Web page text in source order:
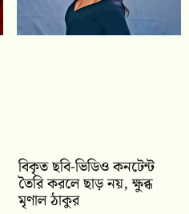
বিকৃত ছবি-ভিডিও কনটেন্ট
তৈরি করলে ছাড় নয়, ক্ষুব্ধ
মৃণাল ঠাকুর